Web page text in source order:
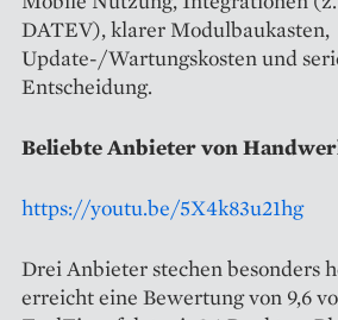
DATEV), klarer Modulbaukasten,
Update-/Wartungskosten und
Entscheidung.
Beliebte Anbieter von
https://youtu.be/5X4k83u21hg
Drei Anbieter stechen besonders
erreicht eine Bewertung von 9,6